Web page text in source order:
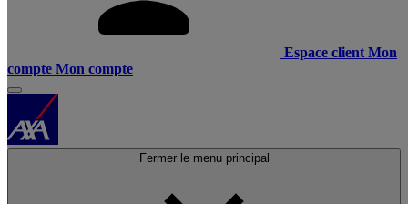
Espace client Mon
compte Mon compte
Fermer le menu principal